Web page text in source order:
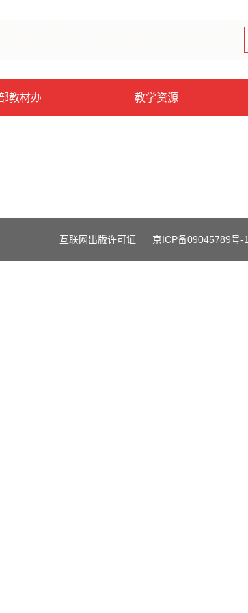
教材办 教学资源
互联网出版许可证 京ICP备09045789号-1